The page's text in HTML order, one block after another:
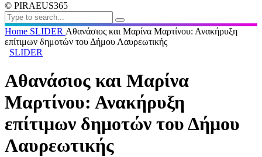
© PIRAEUS365
Home SLIDER Αθανάσιος και Μαρίνα Μαρτίνου: Ανακήρυξη
επίτιμων δημοτών του Δήμου Λαυρεωτικής
SLIDER
Αθανάσιος και Μαρίνα
Μαρτίνου: Ανακήρυξη
επίτιμων δημοτών του Δήμου
Λαυρεωτικής